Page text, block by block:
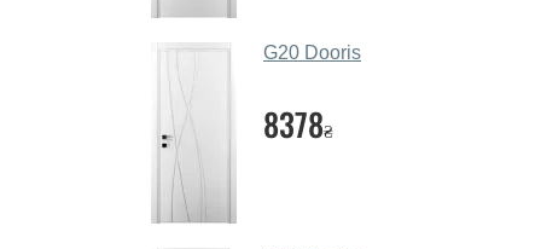
G20 Dooris
8378₴